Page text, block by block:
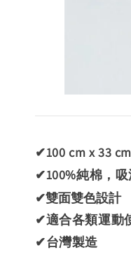
✔100 cm x 33 cm
✔100%純棉，
✔雙面雙色設計
✔適合各類運動
✔台灣製造